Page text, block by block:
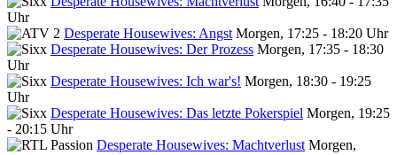
Uhr
Desperate Housewives: Angst Morgen, 17:25 - 18:20 Uhr
Desperate Housewives: Der Prozess Morgen, 17:35 - 18:30
Uhr
Desperate Housewives: Ich war's! Morgen, 18:30 - 19:25
Uhr
Desperate Housewives: Das letzte Pokerspiel Morgen, 19:25
- 20:15 Uhr
Desperate Housewives: Machtverlust Morgen,